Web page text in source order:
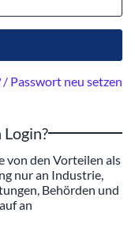
/ Passwort neu setzen
Login?
von den Vorteilen als
nur an Industrie,
Behörden und
an